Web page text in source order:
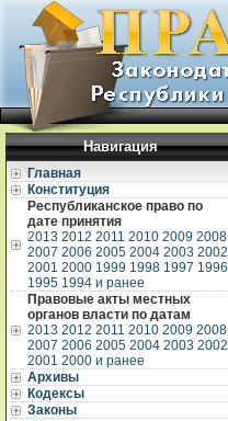
Навигация
Главная
Конституция
Республиканское право по
дате принятия
2013 2012 2011 2010 2009 2008
2007 2006 2005 2004 2003 2002
2001 2000 1999 1998 1997 1996
1995 1994 и ранее
Правовые акты местных
органов власти по датам
2013 2012 2011 2010 2009 2008
2007 2006 2005 2004 2003 2002
2001 2000 и ранее
Архивы
Кодексы
Законы